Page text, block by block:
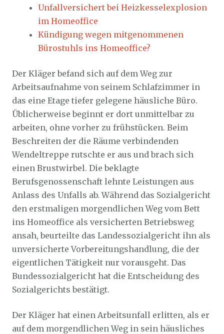
Unfallversichert bei Heizkesselexplosion
im Homeoffice
Kündigung wegen mitgenommenen
Bürostuhls ins Homeoffice?
Der Kläger befand sich auf dem Weg zur
Arbeitsaufnahme von seinem Schlafzimmer in
das eine Etage tiefer gelegene häusliche Büro.
Üblicherweise beginnt er dort unmittelbar zu
arbeiten, ohne vorher zu frühstücken. Beim
Beschreiten der die Räume verbindenden
Wendeltreppe rutschte er aus und brach sich
einen Brustwirbel. Die beklagte
Berufsgenossenschaft lehnte Leistungen aus
Anlass des Unfalls ab. Während das Sozialgericht
den erstmaligen morgendlichen Weg vom Bett
ins Homeoffice als versicherten Betriebsweg
ansah, beurteilte das Landessozialgericht ihn als
unversicherte Vorbereitungshandlung, die der
eigentlichen Tätigkeit nur vorausgeht. Das
Bundessozialgericht hat die Entscheidung des
Sozialgerichts bestätigt.
Der Kläger hat einen Arbeitsunfall erlitten, als er
auf dem morgendlichen Weg in sein häusliches